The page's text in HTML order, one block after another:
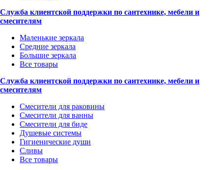
Служба клиентской поддержки по сантехнике, мебели и
смесителям
Маленькие зеркала
Средние зеркала
Большие зеркала
Все товары
Служба клиентской поддержки по сантехнике, мебели и
смесителям
Смесители для раковины
Смесители для ванны
Смесители для биде
Душевые системы
Гигиенические души
Сливы
Все товары